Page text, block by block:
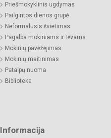
Priešmokyklinis ugdymas
Pailgintos dienos grupė
Neformalusis švietimas
Pagalba mokiniams ir tėvams
Mokinių pavėžėjimas
Mokinių maitinimas
Patalpų nuoma
Biblioteka
Informacija